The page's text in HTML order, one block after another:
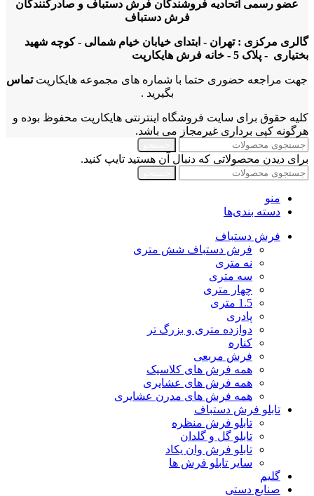
عضو رسمی اتحادیه فروشندگان فرش دستباف و صادرکنندگان
فرش دستباف
گالری مرکزی : تهران - ابتدای خیابان خیام شمالی - کوچه شهید
بختیاری - پلاک 5 - خانه فرش هایکارپت
جهت مراجعه حضوری حتما با شماره های مجموعه هایکارپتتماس
بگیرید .
کلیه حقوق برای سایت فروشگاه اینترنتی هایکارپت محفوظ بوده و
هرگونه کپی برداری غیرمجاز می باشد.
برای دیدن محصولاتی که دنبال آن هستید تایپ کنید.
منو
دسته بندی‌ها
فرش دستباف
فرش دستباف شش متری
نه متری
سه متری
چهار متری
1.5 متری
پادری
دوازده متری و بزرگ تر
کناره
فرش مربعی
همه فرش های کلاسیک
همه فرش های عشایری
همه فرش های مدرن عشایری
تابلو فرش دستباف
تابلو فرش منظره
تابلو گل و گلدان
تابلو فرش وان یکاد
سایر تابلو فرش ها
گلیم
صنایع دستی